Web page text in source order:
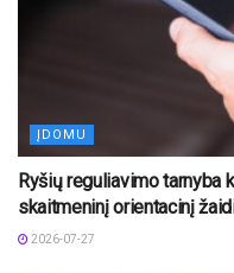
ĮDOMU
Ryšių reguliavimo tarnyba
skaitmeninį orientacinį
2026-07-27